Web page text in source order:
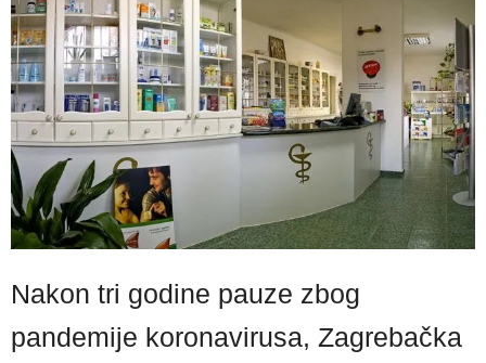
Nakon tri godine pauze zbog
pandemije koronavirusa, Zagrebačka